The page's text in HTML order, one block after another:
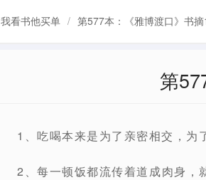
我看书他买单 / 第577本：《雅博渡口》书
第
1、吃喝本来是为了亲密相交，
2、每一顿饭都流传着道成肉身，